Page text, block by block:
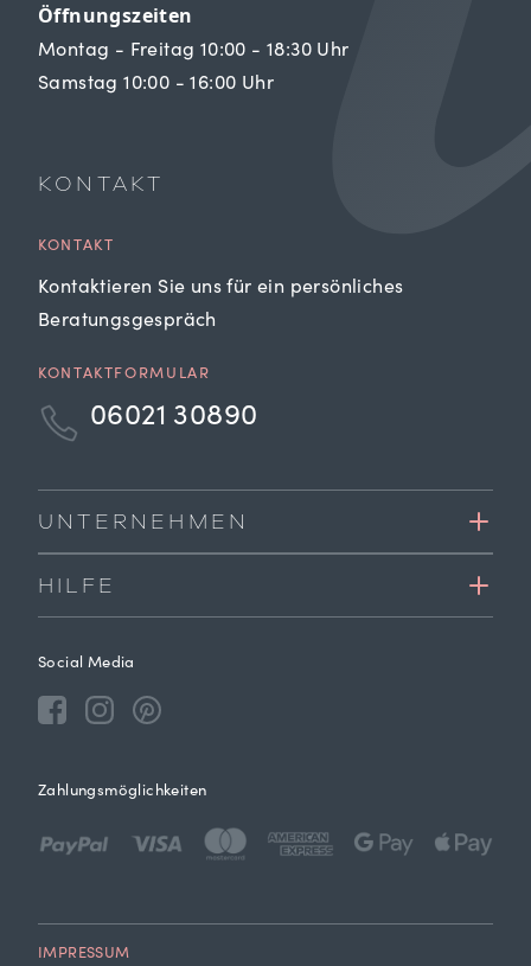
Öffnungszeiten
Montag - Freitag 10:00 - 18:30 Uhr
Samstag 10:00 - 16:00 Uhr
KONTAKT
KONTAKT
Kontaktieren Sie uns für ein persönliches
Beratungsgespräch
KONTAKTFORMULAR
06021 30890
UNTERNEHMEN
HILFE
Social Media
Zahlungsmöglichkeiten
IMPRESSUM